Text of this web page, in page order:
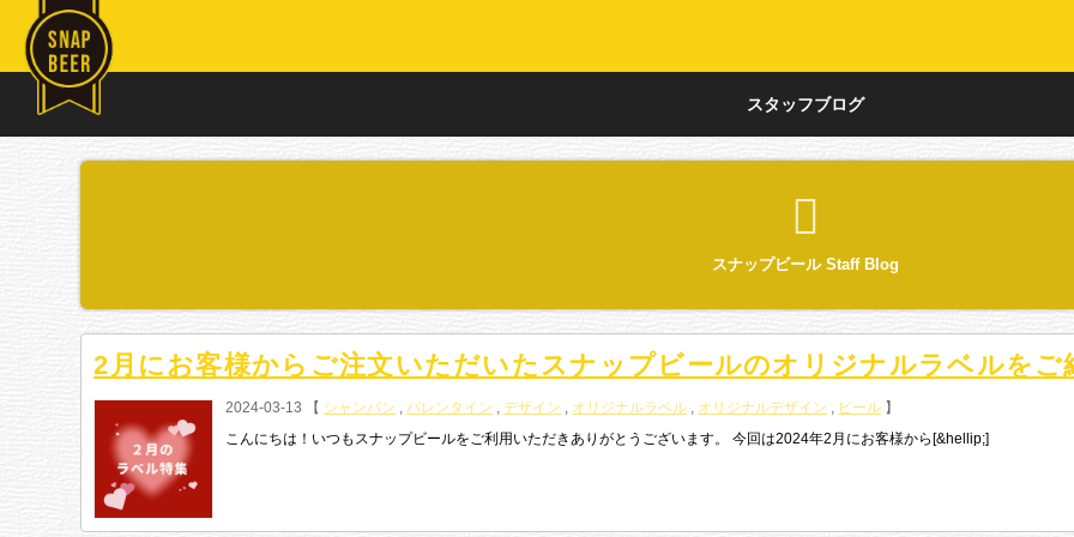
スタッフブログ
スナップビール Staff Blog
2月にお客様からご注文いただいたスナップビールのオリジナルラベルをご
2024-03-13 【 シャンパン ,バレンタイン ,デザイン , オリジナルラベル , オリジナルデザイン , ビール 】
こんにちは！いつもスナップビールをご利用いただきありがとうございます。 今回は2024年2月にお客様から[&hellip;]